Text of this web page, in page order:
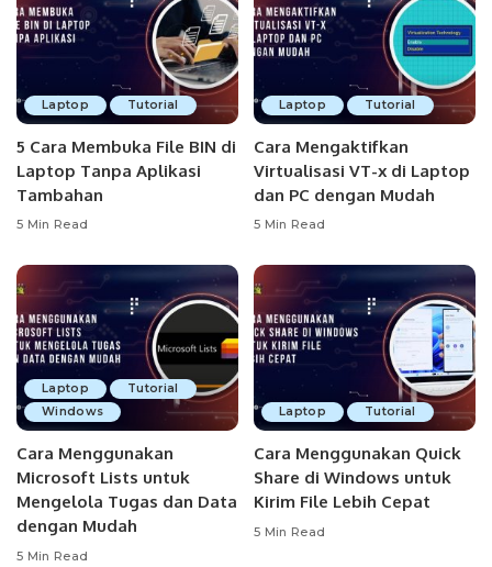
Laptop Tutorial
5 Cara Membuka File BIN di
Laptop Tanpa Aplikasi
Tambahan
5 Min Read
Laptop Tutorial
Cara Mengaktifkan
Virtualisasi VT-x di Laptop
dan PC dengan Mudah
5 Min Read
Laptop
Tutorial
Windows
Cara Menggunakan
Microsoft Lists untuk
Mengelola Tugas dan Data
dengan Mudah
5 Min Read
Laptop Tutorial
Cara Menggunakan Quick
Share di Windows untuk
Kirim File Lebih Cepat
5 Min Read